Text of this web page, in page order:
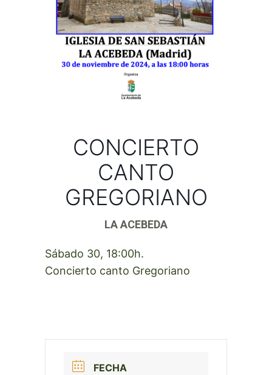
CONCIERTO
CANTO
GREGORIANO
LA ACEBEDA
Sábado 30, 18:00h.
Concierto canto Gregoriano
FECHA